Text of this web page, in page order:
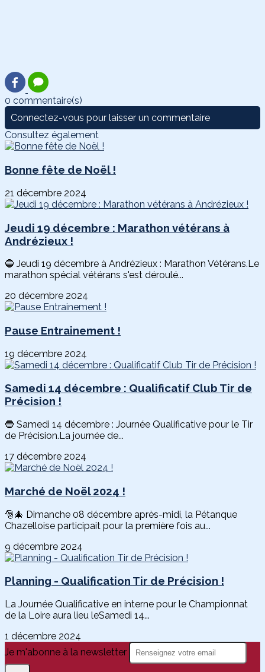
0 commentaire(s)
Connectez-vous pour laisser un commentaire
Consultez également
Bonne fête de Noël !
21 décembre 2024
Jeudi 19 décembre : Marathon vétérans à
Andrézieux !
🔵 Jeudi 19 décembre à Andrézieux : Marathon Vétérans.Le
marathon spécial vétérans s'est déroulé...
20 décembre 2024
Pause Entrainement !
19 décembre 2024
Samedi 14 décembre : Qualificatif Club Tir de
Précision !
🔵 Samedi 14 décembre : Journée Qualificative pour le Tir
de Précision.La journée de...
17 décembre 2024
Marché de Noël 2024 !
🎅🎄 Dimanche 08 décembre après-midi, la Pétanque
Chazelloise participait pour la première fois au...
9 décembre 2024
Planning - Qualification Tir de Précision !
La Journée Qualificative en interne pour le Championnat
de la Loire aura lieu leSamedi 14...
1 décembre 2024
Je m'abonne à la newsletter